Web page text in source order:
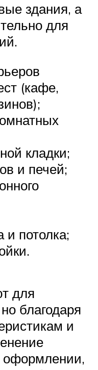
здания, а
для
(кафе,
кладки;
и печей;
потолка;
для
благодаря
и
оформлении,